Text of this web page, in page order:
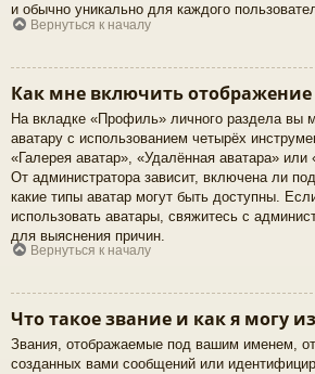
и обычно уникально для каждого
Вернуться к началу
Как мне включить отображение
На вкладке «Профиль» личного раздела вы
аватару с использованием четырёх
«Галерея аватар», «Удалённая аватара» или
От администратора зависит, включена ли
какие типы аватар могут быть доступны.
использовать аватары, свяжитесь с
для выяснения причин.
Вернуться к началу
Что такое звание и как я могу
Звания, отображаемые под вашим именем,
созданных вами сообщений или